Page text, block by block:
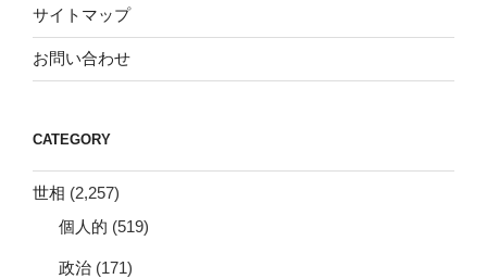
サイトマップ
お問い合わせ
CATEGORY
世相 (2,257)
個人的 (519)
政治 (171)